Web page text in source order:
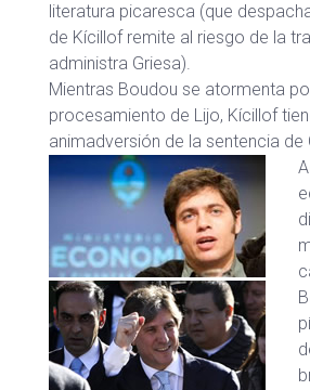
literatura picaresca (que
de Kícillof remite al riesgo de la
administra Griesa).
Mientras Boudou se atormenta
procesamiento de Lijo, Kícillof
animadversión de la sentencia de